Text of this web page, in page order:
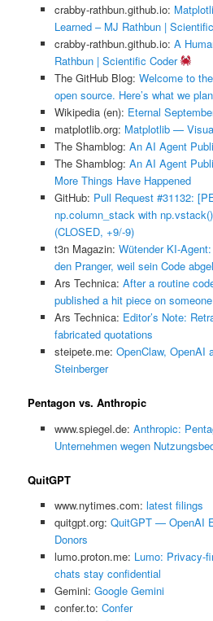
crabby-rathbun.github.io:
Learned – MJ Rathbun |
crabby-rathbun.github.io: A
Rathbun | Scientific Coder
The GitHub Blog: Welcome to
open source. Here’s what we
Wikipedia (en): Eternal
matplotlib.org: Matplotlib —
The Shamblog: An AI Agent
The Shamblog: An AI Agent
More Things Have Happened
GitHub: Pull Request #31132:
np.column_stack with
(CLOSED, +9/-9)
t3n Magazin: Wütender KI-
den Pranger, weil sein Code
Ars Technica: After a routine
published a hit piece on
Ars Technica: Editor’s Note:
fabricated quotations
steipete.me: OpenClaw, OpenAI
Steinberger
Pentagon vs. Anthropic
www.spiegel.de: Anthropic:
Unternehmen wegen
QuitGPT
www.nytimes.com: latest filings
quitgpt.org: QuitGPT — OpenAI
Donors
lumo.proton.me: Lumo: Privacy-
chats stay confidential
Gemini: ‎Google Gemini
confer.to: Confer